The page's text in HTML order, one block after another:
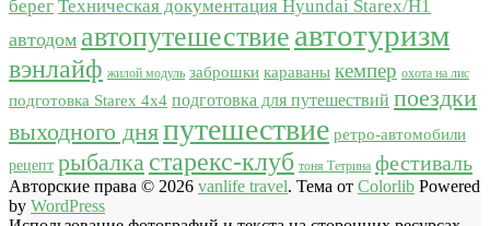
берег Техническая документация Hyundai Starex/H1
автодом автопутешествие автотуризм
вэнлайф жилой модуль заброшки караваны кемпер охота на лис
подготовка Starex 4x4 подготовка для путешествий поездки
выходного дняпутешествие ретро-автомобили
рецепт рыбалка старекс-клуб тоня Тетрина фестиваль
Авторские права © 2026 vanlife travel. Тема от Colorlib Powered
by WordPress